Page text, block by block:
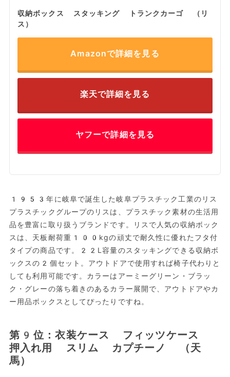
収納ボックス スタッキング トランクカーゴ （リ
ス）
Amazonで詳細を見る
楽天で詳細を見る
ヤフーで詳細を見る
1953年に岐阜で誕生した岐阜プラスチック工業のリス
プラスチックグループのリスは、プラスチック素材の生活用
品を豊富に取り扱うブランドです。リスで人気の収納ボック
スは、天板耐荷重100kgの頑丈で耐久性に優れたフタ付
タイプの商品です。22L容量のスタッキングできる収納ボ
ックスの2個セット。アウトドアで使用すれば椅子代わりと
しても利用可能です。カラーはアーミーグリーン・ブラッ
ク・グレーの落ち着きのあるカラー展開で、アウトドアやカ
ー用品ボックスとしてぴったりですね。
第9位：衣装ケース フィッツケース
押入れ用 スリム カプチーノ （天
馬）